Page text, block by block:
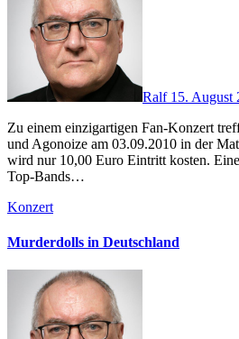
Ralf 15. August
Zu einem einzigartigen Fan-Konzert treffen sich Terminal Choice
und Agonoize am 03.09.2010 in der
wird nur 10,00 Euro Eintritt kosten.
Top-Bands…
Konzert
Murderdolls in Deutschland